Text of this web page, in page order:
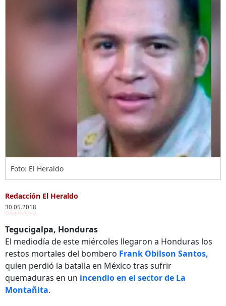
Foto: El Heraldo
Redacción El Heraldo
30.05.2018
Tegucigalpa, Honduras
El mediodía de este miércoles llegaron a Honduras los
restos mortales del bombero Frank Obilson Santos,
quien perdió la batalla en México tras sufrir
quemaduras en un incendio en el sector de La
Montañita.